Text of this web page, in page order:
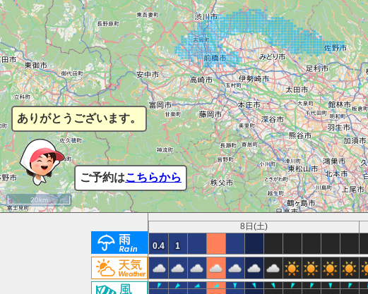
8日(土)
20km
ありがとうございます。
ご予約はこちらから